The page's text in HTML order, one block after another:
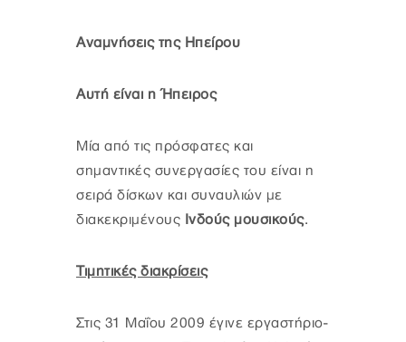
Αναμνήσεις της Ηπείρου
Αυτή είναι η Ήπειρος
Μία από τις πρόσφατες και
σημαντικές συνεργασίες του είναι η
σειρά δίσκων και συναυλιών με
διακεκριμένους Ινδούς μουσικούς.
Τιμητικές διακρίσεις
Στις 31 Μαΐου 2009 έγινε εργαστήριο-